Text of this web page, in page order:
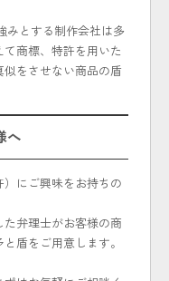
みとする制作会社は多
商標、特許を用いた
をさせない商品の盾
へ
にご興味をお持ちの
弁理士がお客様の商
盾をご用意します。